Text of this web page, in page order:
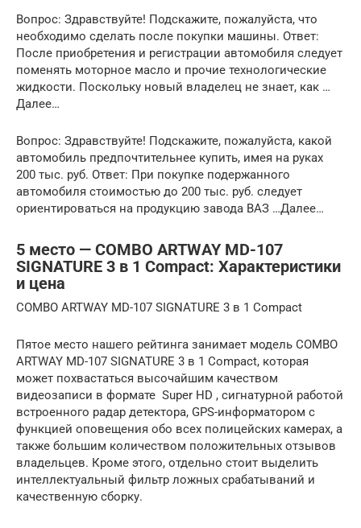
Вопрос: Здравствуйте! Подскажите, пожалуйста, что
необходимо сделать после покупки машины. Ответ:
После приобретения и регистрации автомобиля следует
поменять моторное масло и прочие технологические
жидкости. Поскольку новый владелец не знает, как …
Далее…
Вопрос: Здравствуйте! Подскажите, пожалуйста, какой
автомобиль предпочтительнее купить, имея на руках
200 тыс. руб. Ответ: При покупке подержанного
автомобиля стоимостью до 200 тыс. руб. следует
ориентироваться на продукцию завода ВАЗ …Далее…
5 место — COMBO ARTWAY MD-107
SIGNATURE 3 в 1 Compact: Характеристики
и цена
COMBO ARTWAY MD-107 SIGNATURE 3 в 1 Compact
Пятое место нашего рейтинга занимает модель COMBO
ARTWAY MD-107 SIGNATURE 3 в 1 Compact, которая
может похвастаться высочайшим качеством
видеозаписи в формате Super HD , сигнатурной работой
встроенного радар детектора, GPS-информатором с
функцией оповещения обо всех полицейских камерах, а
также большим количеством положительных отзывов
владельцев. Кроме этого, отдельно стоит выделить
интеллектуальный фильтр ложных срабатываний и
качественную сборку.